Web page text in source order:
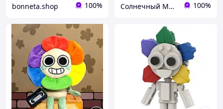
bonneta.shop 100% Солнечный Магазин 100%